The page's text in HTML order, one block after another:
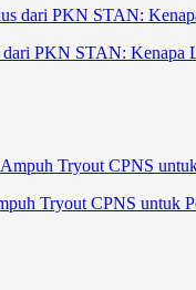
dari PKN STAN:
Tryout CPNS untuk